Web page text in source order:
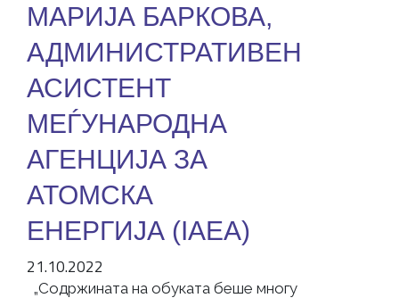
МАРИЈА БАРКОВА,
АДМИНИСТРАТИВЕН
АСИСТЕНТ
МЕЃУНАРОДНА
АГЕНЦИЈА ЗА
АТОМСКА
ЕНЕРГИЈА (IAEA)
21.10.2022
„Содржината на обуката беше многу